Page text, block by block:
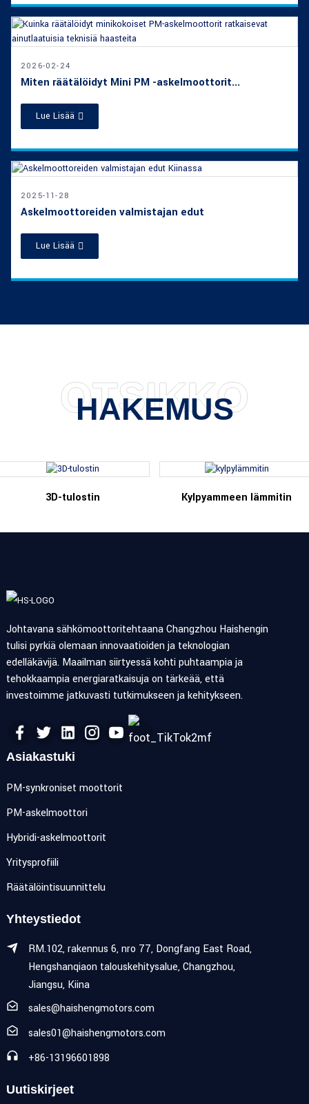
2026-02-24
Miten räätälöidyt Mini PM -askelmoottorit...
Lue Lisää
2025-11-28
Askelmoottoreiden valmistajan edut
Lue Lisää
HAKEMUS
OTSIKKO
3D-tulostin Kylpyammeen lämmitin
Johtavana sähkömoottoritehtaana Changzhou Haishengin
tulisi pyrkiä olemaan innovaatioiden ja teknologian
edelläkävijä. Maailman siirtyessä kohti puhtaampia ja
tehokkaampia energiaratkaisuja on tärkeää, että
investoimme jatkuvasti tutkimukseen ja kehitykseen.
Asiakastuki
PM-synkroniset moottorit
PM-askelmoottori
Hybridi-askelmoottorit
Yritysprofiili
Räätälöintisuunnittelu
Yhteystiedot
RM.102, rakennus 6, nro 77, Dongfang East Road,
Hengshanqiaon talouskehitysalue, Changzhou,
Jiangsu, Kiina
sales@haishengmotors.com
sales01@haishengmotors.com
+86-13196601898
Uutiskirjeet